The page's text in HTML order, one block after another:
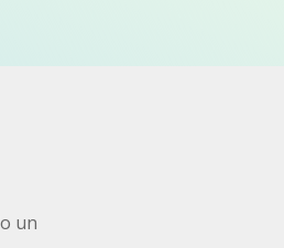
un